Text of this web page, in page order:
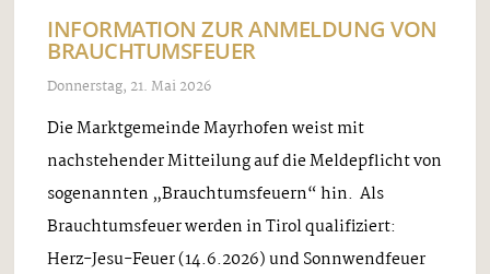
INFORMATION ZUR ANMELDUNG VON
BRAUCHTUMSFEUER
Donnerstag, 21. Mai 2026
Die Marktgemeinde Mayrhofen weist mit
nachstehender Mitteilung auf die Meldepflicht von
sogenannten „Brauchtumsfeuern“ hin. Als
Brauchtumsfeuer werden in Tirol qualifiziert:
Herz-Jesu-Feuer (14.6.2026) und Sonnwendfeuer